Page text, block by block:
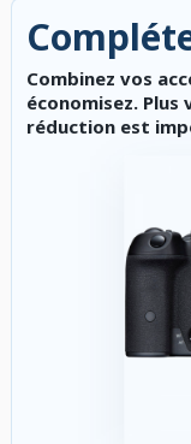
Combinez vos
économisez.
réduction est